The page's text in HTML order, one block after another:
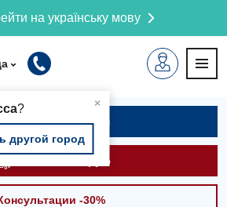
на українську мову
×
?
другой город
на приём
Вызвать скорую
-30%